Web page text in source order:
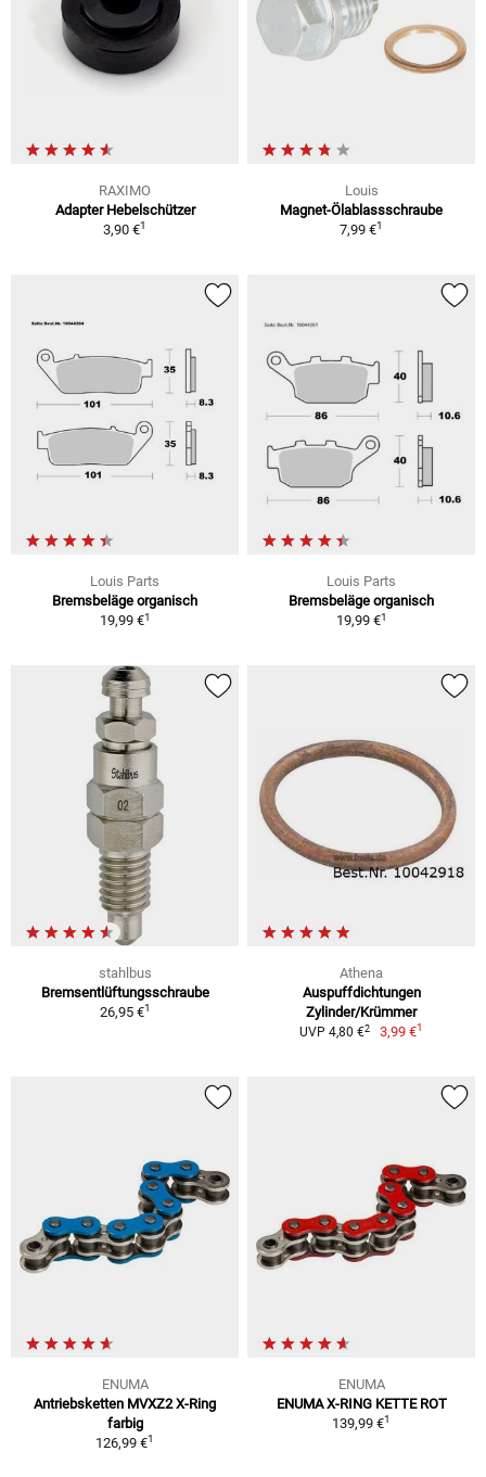
RAXIMO
Adapter Hebelschützer
3,90 €1
Louis
Magnet-Ölablassschraube
7,99 €1
Louis Parts
Bremsbeläge organisch
19,99 €1
Louis Parts
Bremsbeläge organisch
19,99 €1
stahlbus
Bremsentlüftungsschraube
26,95 €1
Athena
Auspuffdichtungen
Zylinder/Krümmer
UVP 4,80 €2 3,99 €1
ENUMA
Antriebsketten MVXZ2 X-Ring
farbig
126,99 €1
ENUMA
ENUMA X-RING KETTE ROT
139,99 €1